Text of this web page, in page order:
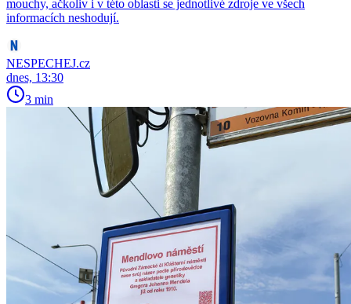
mouchy, ačkoliv i v této oblasti se jednotlivé zdroje ve všech
informacích neshodují.
NESPECHEJ.cz
dnes, 13:30
3 min